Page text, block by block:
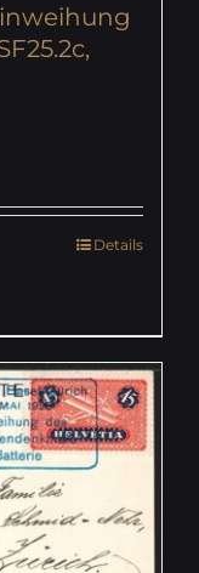
Details